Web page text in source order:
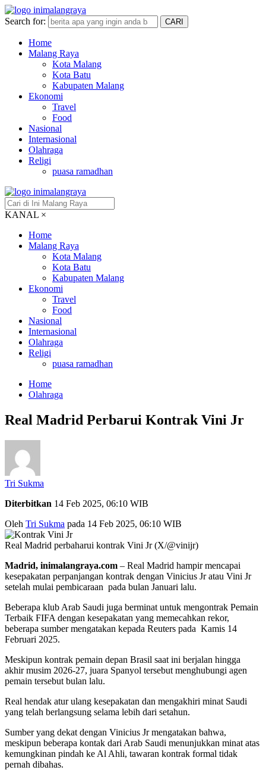
Search for: CARI
Home
Malang Raya
Kota Malang
Kota Batu
Kabupaten Malang
Ekonomi
Travel
Food
Nasional
Internasional
Olahraga
Religi
puasa ramadhan
KANAL ×
Home
Malang Raya
Kota Malang
Kota Batu
Kabupaten Malang
Ekonomi
Travel
Food
Nasional
Internasional
Olahraga
Religi
puasa ramadhan
Home
Olahraga
Real Madrid Perbarui Kontrak Vini Jr
Tri Sukma
Diterbitkan 14 Feb 2025, 06:10 WIB
Oleh Tri Sukma pada 14 Feb 2025, 06:10 WIB
Real Madrid perbaharui kontrak Vini Jr (X/@vinijr)
Madrid, inimalangraya.com – Real Madrid hampir mencapai
kesepakatan perpanjangan kontrak dengan Vinicius Jr atau Vini Jr
setelah mulai pembicaraan pada bulan Januari lalu.
Beberapa klub Arab Saudi juga berminat untuk mengontrak Pemain
Terbaik FIFA dengan kesepakatan yang memecahkan rekor,
beberapa sumber mengatakan kepada Reuters pada Kamis 14
Februari 2025.
Meskipun kontrak pemain depan Brasil saat ini berjalan hingga
akhir musim 2026-27, juara Spanyol tersebut menghubungi agen
pemain tersebut bulan lalu.
Real hendak atur ulang kesepakatan dan mengakhiri minat Saudi
yang telah berlangsung selama lebih dari setahun.
Sumber yang dekat dengan Vinicius Jr mengatakan bahwa,
meskipun beberapa kontak dari Arab Saudi menunjukkan minat atas
kemungkinan pindah ke Al Ahli, tawaran kontrak formal tidak
pernah dibahas.